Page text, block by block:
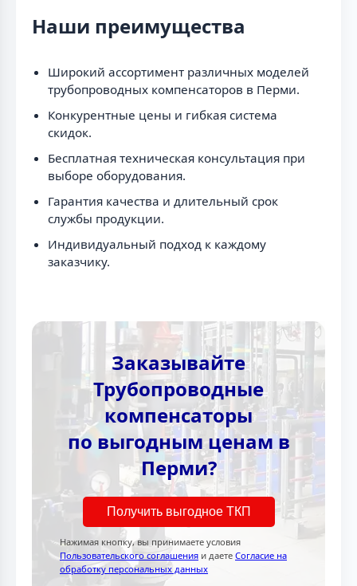
Наши преимущества
Широкий ассортимент различных моделей
трубопроводных компенсаторов в Перми.
Конкурентные цены и гибкая система
скидок.
Бесплатная техническая консультация при
выборе оборудования.
Гарантия качества и длительный срок
службы продукции.
Индивидуальный подход к каждому
заказчику.
Заказывайте
Трубопроводные
компенсаторы
по выгодным ценам в
Перми?
Получить выгодное ТКП
Нажимая кнопку, вы принимаете условия
Пользовательского соглашения и даете Согласие на
обработку персональных данных